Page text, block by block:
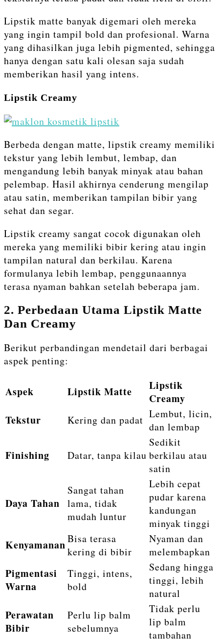
Lipstik matte banyak digemari oleh mereka
yang ingin tampil bold dan profesional. Warna
yang dihasilkan juga lebih pigmented, sehingga
hanya dengan satu kali olesan saja sudah
memberikan hasil yang intens.
Lipstik Creamy
Berbeda dengan matte, lipstik creamy memiliki
tekstur yang lebih lembut, lembap, dan
mengandung lebih banyak minyak atau bahan
pelembap. Hasil akhirnya cenderung mengilap
atau satin, memberikan tampilan bibir yang
sehat dan segar.
Lipstik creamy sangat cocok digunakan oleh
mereka yang memiliki bibir kering atau ingin
tampilan natural dan berkilau. Karena
formulanya lebih lembap, penggunaannya
terasa nyaman bahkan setelah beberapa jam.
2. Perbedaan Utama Lipstik Matte
Dan Creamy
Berikut perbandingan mendetail dari berbagai
aspek penting:
Aspek Lipstik Matte
Lipstik
Creamy
Tekstur
Kering dan padat Lembut, licin,
dan lembap
Finishing Datar, tanpa kilau
Sedikit
berkilau atau
satin
Daya Tahan
Sangat tahan
lama, tidak
mudah luntur
Lebih cepat
pudar karena
kandungan
minyak tinggi
KenyamananBisa terasa
kering di bibir
Nyaman dan
melembapkan
Pigmentasi
Warna
Tinggi, intens,
bold
Sedang hingga
tinggi, lebih
natural
Perawatan
Bibir
Perlu lip balm
sebelumnya
Tidak perlu
lip balm
tambahan